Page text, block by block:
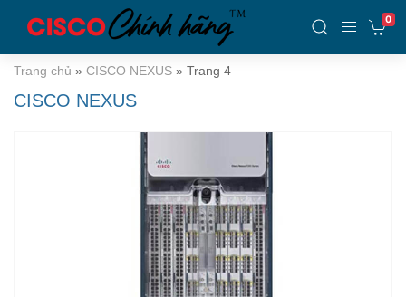
0
Trang chủ » CISCO NEXUS » Trang 4
CISCO NEXUS